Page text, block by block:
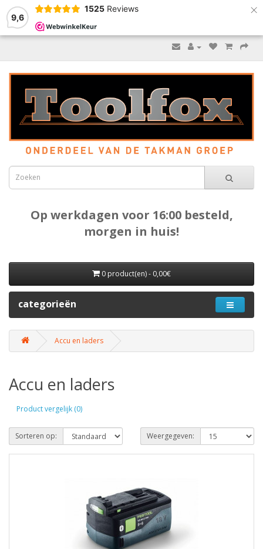
9,6
1525 Reviews ×
Op werkdagen voor 16:00 besteld,
morgen in huis!
0 product(en) - 0,00€
categorieën
Accu en laders
Accu en laders
Product vergelijk (0)
Sorteren op: Weergegeven: